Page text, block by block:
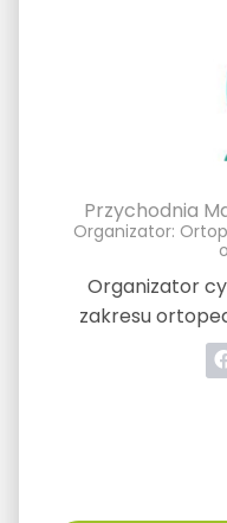
Przychodnia
Organizator:
Organizator
zakresu